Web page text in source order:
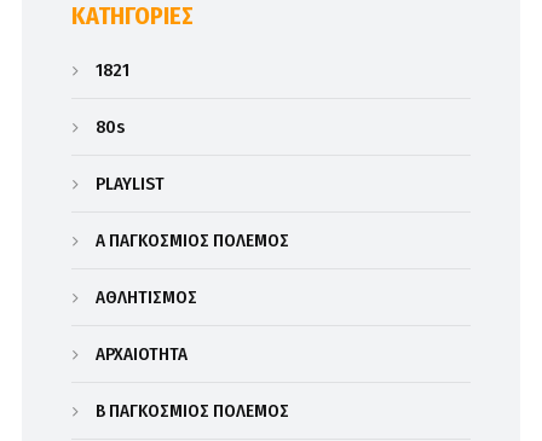
KΑΤΗΓΟΡΊΕΣ
1821
80s
PLAYLIST
Α΄ ΠΑΓΚΟΣΜΙΟΣ ΠΟΛΕΜΟΣ
ΑΘΛΗΤΙΣΜΟΣ
ΑΡΧΑΙΟΤΗΤΑ
Β΄ ΠΑΓΚΟΣΜΙΟΣ ΠΟΛΕΜΟΣ